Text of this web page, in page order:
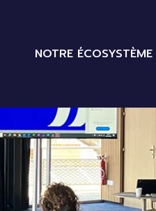
NOTRE ÉCOSYSTÈME